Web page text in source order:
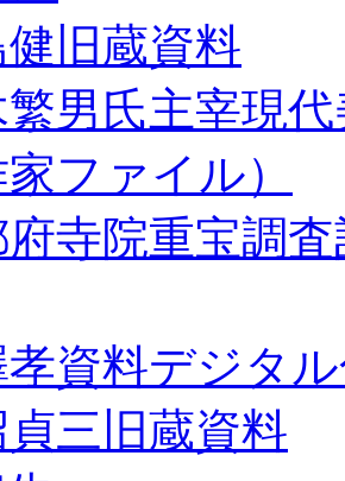
旧蔵資料
男氏主宰現
家ファイル）
寺院重宝調
資料デジタ
三旧蔵資料